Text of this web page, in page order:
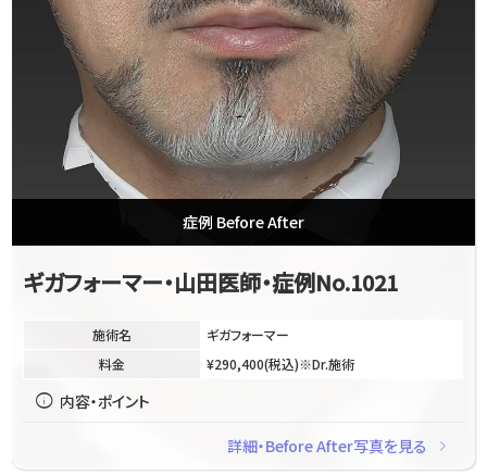
症例 Before After
ギガフォーマー・山田医師・症例No.1021
施術名
ギガフォーマー
料金
¥290,400(税込)※Dr.施術
info 内容・ポイント
詳細・Before After写真を見る navigate_next